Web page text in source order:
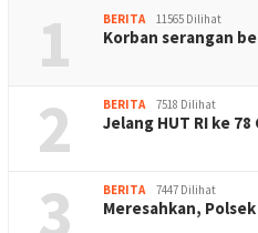
1 BERITA 11565 Dilihat
Korban serangan
2 BERITA 7518 Dilihat
Jelang HUT RI ke
3 BERITA 7447 Dilihat
Meresahkan,